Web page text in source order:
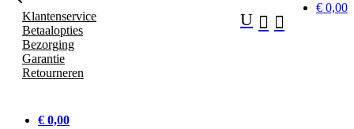
€ 0,00


U
Klantenservice
Betaalopties
Bezorging
Garantie
Retourneren
€ 0,00